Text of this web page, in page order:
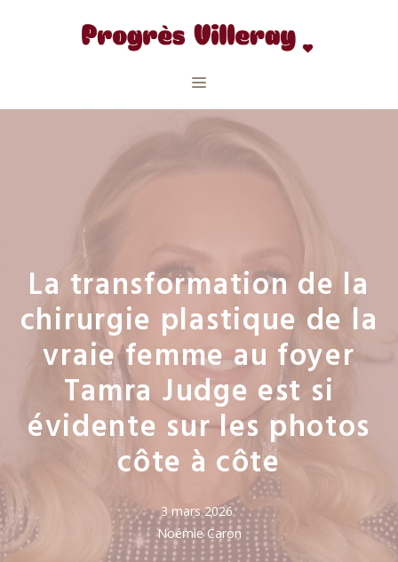
Menu
La transformation de la
chirurgie plastique de la
vraie femme au foyer
Tamra Judge est si
évidente sur les photos
côte à côte
3 mars 2026
Noémie Caron